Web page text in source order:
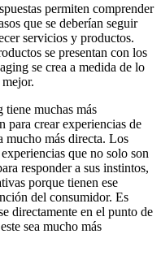
permiten comprender
que se deberían seguir
servicios y productos.
se presentan con los
se crea a medida de lo
tiene muchas más
para crear experiencias de
mucho más directa. Los
que no solo son
responder a sus instintos,
porque tienen ese
del consumidor. Es
directamente en el punto de
sea mucho más